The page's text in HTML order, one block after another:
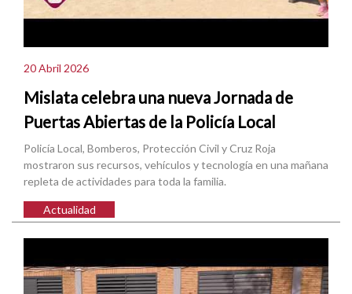
20 Abril 2026
Mislata celebra una nueva Jornada de
Puertas Abiertas de la Policía Local
Policía Local, Bomberos, Protección Civil y Cruz Roja
mostraron sus recursos, vehículos y tecnología en una mañana
repleta de actividades para toda la familia.
Actualidad